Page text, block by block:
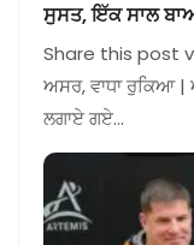
ਸੁਸਤ, ਇੱਕ ਸਾਲ
Share this post
ਅਸਰ, ਵਾਧਾ ਰੁਕਿਆ |
ਲਗਾਏ ਗਏ…